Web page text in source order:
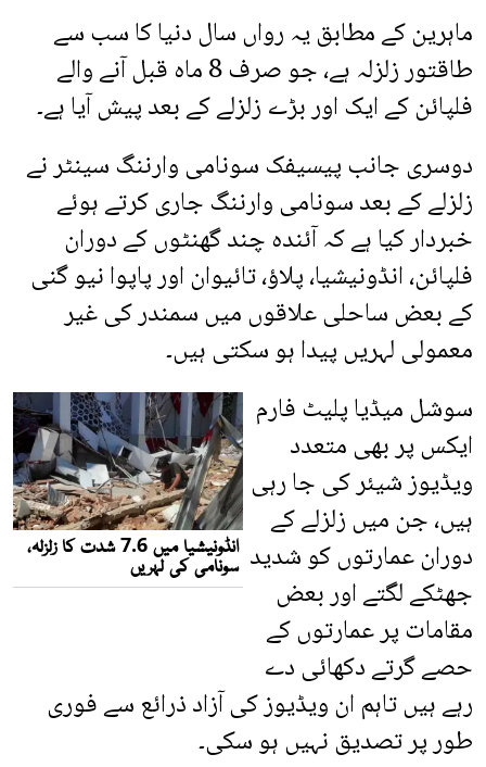
ماہرین کے مطابق یہ رواں سال دنیا کا سب سے
طاقتور زلزلہ ہے، جو صرف 8 ماہ قبل آنے والے
فلپائن کے ایک اور بڑے زلزلے کے بعد پیش آیا ہے۔
دوسری جانب پیسیفک سونامی وارننگ سینٹر نے
زلزلے کے بعد سونامی وارننگ جاری کرتے ہوئے
خبردار کیا ہے کہ آئندہ چند گھنٹوں کے دوران
فلپائن، انڈونیشیا، پلاؤ، تائیوان اور پاپوا نیو گنی
کے بعض ساحلی علاقوں میں سمندر کی غیر
معمولی لہریں پیدا ہو سکتی ہیں۔
سوشل میڈیا پلیٹ فارم
ایکس پر بھی متعدد
ویڈیوز شیئر کی جا رہی
ہیں، جن میں زلزلے کے
دوران عمارتوں کو شدید
جھٹکے لگتے اور بعض
مقامات پر عمارتوں کے
حصے گرتے دکھائی دے
رہے ہیں تاہم ان ویڈیوز کی آزاد ذرائع سے فوری
طور پر تصدیق نہیں ہو سکی۔